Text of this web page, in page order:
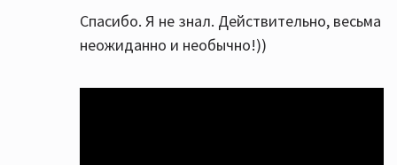
Спасибо. Я не знал. Действительно, весьма
неожиданно и необычно!))